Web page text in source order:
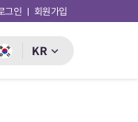
그인 회원가입
KR